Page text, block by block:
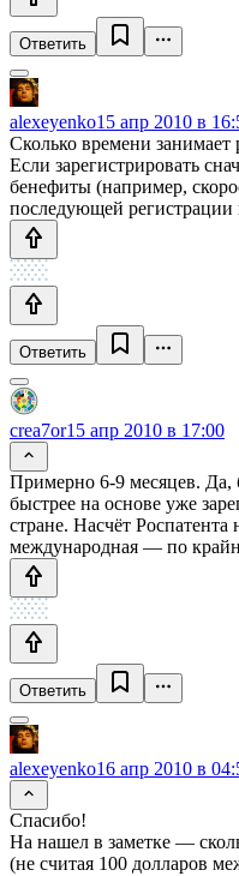
Ответить
alexeyenko15 апр 2010 в
Сколько времени занимает
Если зарегистрировать
бенефиты (например,
последующей регистрации
Ответить
crea7or15 апр 2010 в 17:00
Примерно 6-9 месяцев. Да,
быстрее на основе уже
стране. Насчёт Роспатента
международная — по
Ответить
alexeyenko16 апр 2010 в
Спасибо!
На нашел в заметке —
(не считая 100 долларов